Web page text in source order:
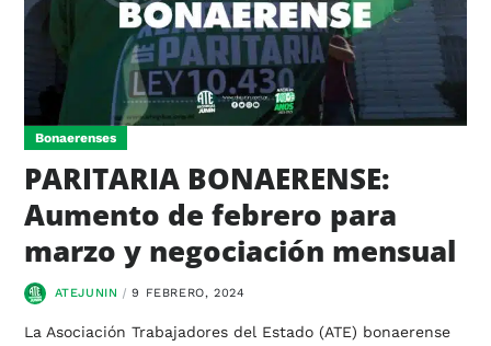
Bonaerenses
PARITARIA BONAERENSE:
Aumento de febrero para
marzo y negociación mensual
ATEJUNIN 9 FEBRERO, 2024
La Asociación Trabajadores del Estado (ATE) bonaerense